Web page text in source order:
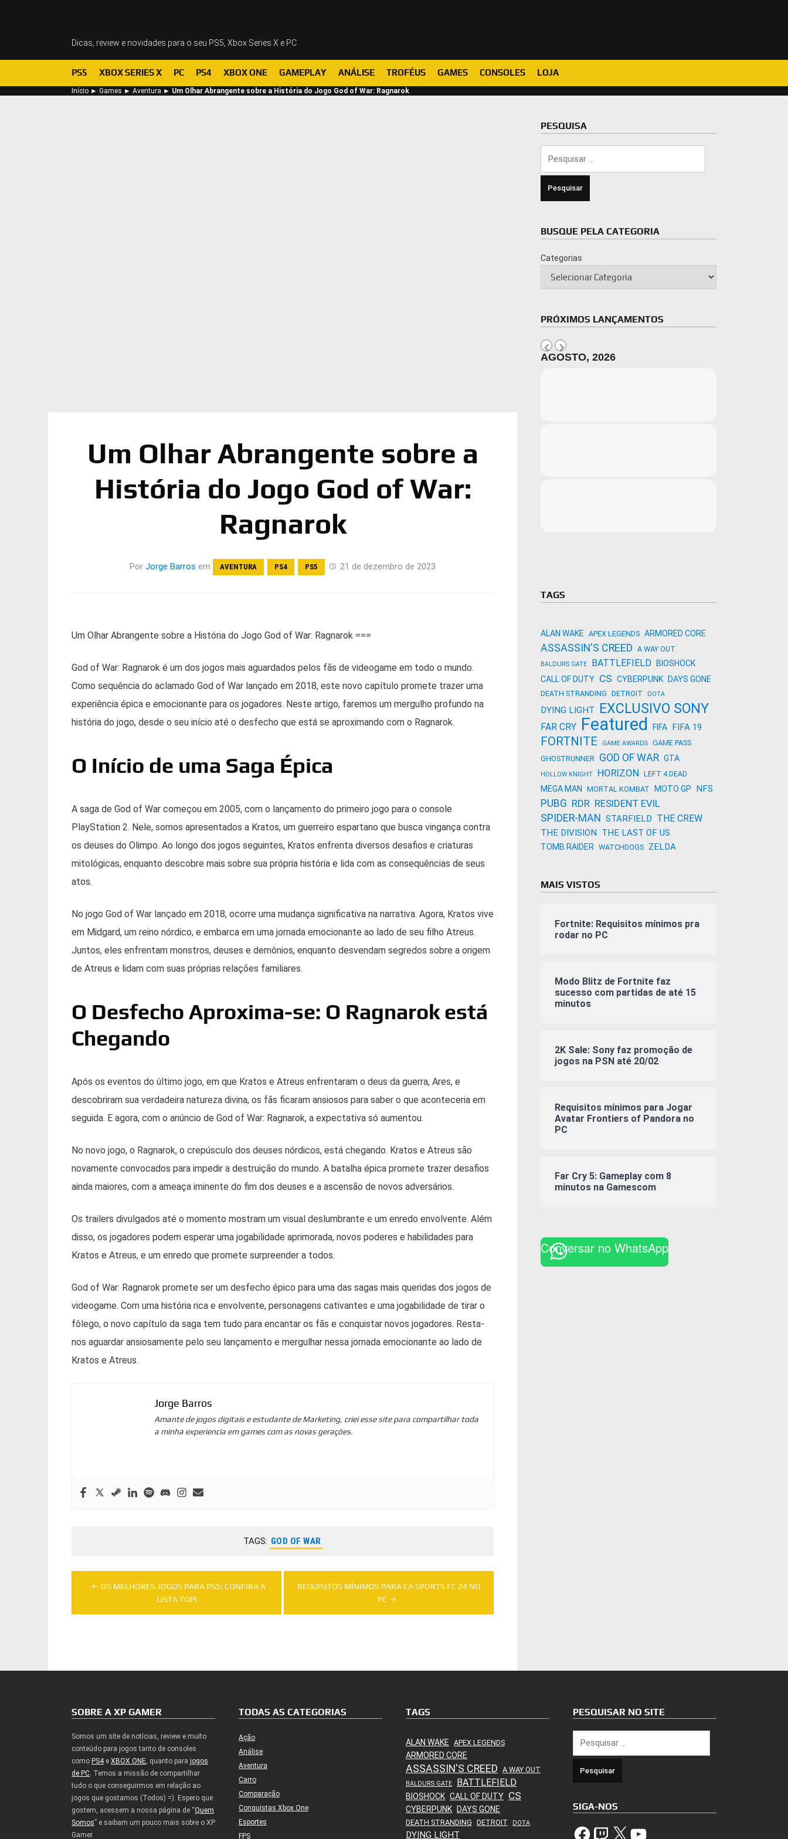
Dicas, review e novidades para o seu PS5, Xbox Series X e PC
PS5 XBOX SERIES X PC PS4 XBOX ONE GAMEPLAY ANÁLISE TROFÉUS GAMES CONSOLES LOJA
Início ► Games ► Aventura ► Um Olhar Abrangente sobre a História do Jogo God of War: Ragnarok
Um Olhar Abrangente sobre a
História do Jogo God of War:
Ragnarok
Por Jorge Barros em AVENTURA PS4 PS5 21 de dezembro de 2023
Um Olhar Abrangente sobre a História do Jogo God of War: Ragnarok ===
God of War: Ragnarok é um dos jogos mais aguardados pelos fãs de videogame em todo o mundo.
Como sequência do aclamado God of War lançado em 2018, este novo capítulo promete trazer uma
experiência épica e emocionante para os jogadores. Neste artigo, faremos um mergulho profundo na
história do jogo, desde o seu início até o desfecho que está se aproximando com o Ragnarok.
O Início de uma Saga Épica
A saga de God of War começou em 2005, com o lançamento do primeiro jogo para o console
PlayStation 2. Nele, somos apresentados a Kratos, um guerreiro espartano que busca vingança contra
os deuses do Olimpo. Ao longo dos jogos seguintes, Kratos enfrenta diversos desafios e criaturas
mitológicas, enquanto descobre mais sobre sua própria história e lida com as consequências de seus
atos.
No jogo God of War lançado em 2018, ocorre uma mudança significativa na narrativa. Agora, Kratos vive
em Midgard, um reino nórdico, e embarca em uma jornada emocionante ao lado de seu filho Atreus.
Juntos, eles enfrentam monstros, deuses e demônios, enquanto desvendam segredos sobre a origem
de Atreus e lidam com suas próprias relações familiares.
O Desfecho Aproxima-se: O Ragnarok está
Chegando
Após os eventos do último jogo, em que Kratos e Atreus enfrentaram o deus da guerra, Ares, e
descobriram sua verdadeira natureza divina, os fãs ficaram ansiosos para saber o que aconteceria em
seguida. E agora, com o anúncio de God of War: Ragnarok, a expectativa só aumentou.
No novo jogo, o Ragnarok, o crepúsculo dos deuses nórdicos, está chegando. Kratos e Atreus são
novamente convocados para impedir a destruição do mundo. A batalha épica promete trazer desafios
ainda maiores, com a ameaça iminente do fim dos deuses e a ascensão de novos adversários.
Os trailers divulgados até o momento mostram um visual deslumbrante e um enredo envolvente. Além
disso, os jogadores podem esperar uma jogabilidade aprimorada, novos poderes e habilidades para
Kratos e Atreus, e um enredo que promete surpreender a todos.
God of War: Ragnarok promete ser um desfecho épico para uma das sagas mais queridas dos jogos de
videogame. Com uma história rica e envolvente, personagens cativantes e uma jogabilidade de tirar o
fôlego, o novo capítulo da saga tem tudo para encantar os fãs e conquistar novos jogadores. Resta-
nos aguardar ansiosamente pelo seu lançamento e mergulhar nessa jornada emocionante ao lado de
Kratos e Atreus.
Jorge Barros
Amante de jogos digitais e estudante de Marketing, criei esse site para compartilhar toda
a minha experiencia em games com as novas gerações.
TAGS: GOD OF WAR
Navegação
OS MELHORES JOGOS PARA PS5: CONFIRA A
LISTA TOP!
REQUISITOS MÍNIMOS PARA EA SPORTS FC 24 NO
PC
PESQUISA
BUSQUE PELA CATEGORIA
Categorias
PRÓXIMOS LANÇAMENTOS
AGOSTO, 2026
TAGS
ALAN WAKE APEX LEGENDS ARMORED CORE
ASSASSIN'S CREED A WAY OUT
BALDURS GATE BATTLEFIELD
BIOSHOCK
CALL OF DUTY CS CYBERPUNK DAYS GONE
DEATH STRANDING DETROIT DOTA
DYING LIGHT EXCLUSIVO SONY
FAR CRY Featured FIFA FIFA 19
FORTNITE GAME AWARDS
GAME PASS
GHOSTRUNNER GOD OF WAR GTA
HOLLOW KNIGHT HORIZON LEFT 4 DEAD
MEGA MAN MORTAL KOMBAT MOTO GP NFS
PUBG RDR RESIDENT EVIL
SPIDER-MAN STARFIELD THE CREW
THE DIVISION THE LAST OF US
TOMB RAIDER WATCHDOGS ZELDA
MAIS VISTOS
Fortnite: Requisitos mínimos pra
rodar no PC
Modo Blitz de Fortnite faz
sucesso com partidas de até 15
minutos
2K Sale: Sony faz promoção de
jogos na PSN até 20/02
Requisitos mínimos para Jogar
Avatar Frontiers of Pandora no
PC
Far Cry 5: Gameplay com 8
minutos na Gamescom
Conversar no WhatsApp
SOBRE A XP GAMER
Somos um site de notícias, review e muito
conteúdo para jogos tanto de consoles
como PS4e XBOX ONE, quanto para jogos
de PC. Temos a missão de compartilhar
tudo o que conseguirmos em relação ao
jogos que gostamos (Todos) =). Espero que
gostem, acessem a nossa página de “Quem
Somos” e saibam um pouco mais sobre o XP
Gamer.
TODAS AS CATEGORIAS
Ação
Análise
Aventura
Carro
Comparação
Conquistas Xbox One
Esportes
FPS
TAGS
ALAN WAKE APEX LEGENDS
ARMORED CORE
ASSASSIN'S CREED A WAY OUT
BALDURS GATE BATTLEFIELD
BIOSHOCK CALL OF DUTY CS
CYBERPUNK DAYS GONE
DEATH STRANDING DETROIT DOTA
DYING LIGHT
PESQUISAR NO SITE
por:
SIGA-NOS
FacebookTwitch X YouTube